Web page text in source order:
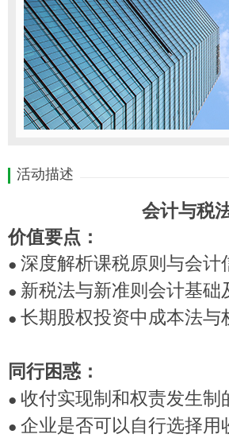
活动描述
会计与税
价值要点：
● 深度解析课税原则与会计
● 新税法与新准则会计基
● 长期股权投资中成本法与
同行困惑：
● 收付实现制和权责发生制
● 企业是否可以自行选择